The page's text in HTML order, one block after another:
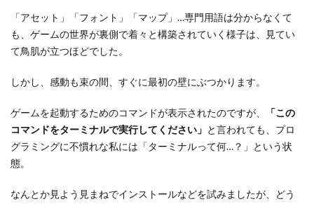
「アセット」「フォント」「マップ」…専門用語は分からなくて
も、ゲームの世界が裏側で着々と構築されていく様子は、見てい
て鳥肌が立つほどでした。
しかし、感動も束の間、すぐに最初の壁にぶつかります。
ゲームを起動するためのコマンドが表示されたのですが、
「この
コマンドをターミナルで実行してください」 と言われても、プロ
グラミングに不慣れな私には「ターミナルって何…？」という状
態。
なんとか見よう見まねでインストールなどを試みましたが、どう